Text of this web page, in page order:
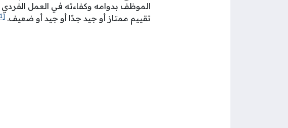
الموظف بدوامه وكفاءته في العمل
تقييم ممتاز أو جيد جدًا أو جيد أو ضعيف. [1]